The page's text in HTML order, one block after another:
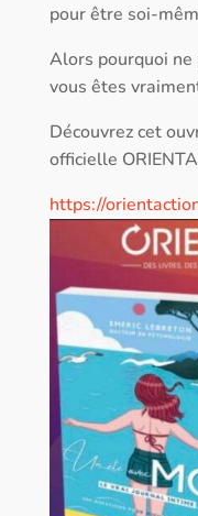
pour être soi-
Alors pourquoi ne
vous êtes
Découvrez cet
officielle
https://